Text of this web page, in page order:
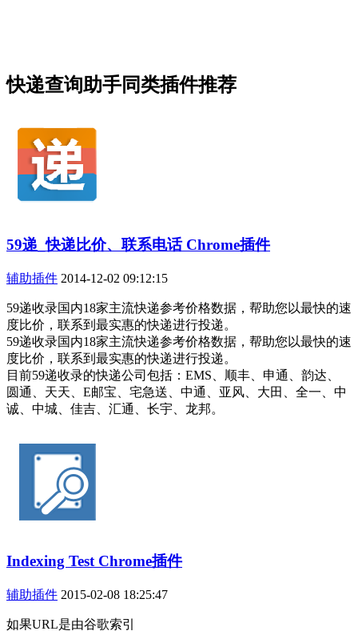
快递查询助手同类插件推荐
59递_快递比价、联系电话 Chrome插件
辅助插件 2014-12-02 09:12:15
59递收录国内18家主流快递参考价格数据，帮助您以最快的速
度比价，联系到最实惠的快递进行投递。
59递收录国内18家主流快递参考价格数据，帮助您以最快的速
度比价，联系到最实惠的快递进行投递。
目前59递收录的快递公司包括：EMS、顺丰、申通、韵达、
圆通、天天、E邮宝、宅急送、中通、亚风、大田、全一、中
诚、中城、佳吉、汇通、长宇、龙邦。
Indexing Test Chrome插件
辅助插件 2015-02-08 18:25:47
如果URL是由谷歌索引